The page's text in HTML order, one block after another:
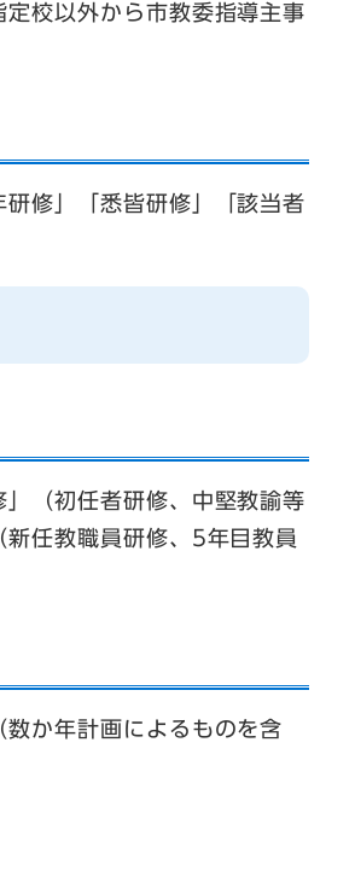
校以外から市教委指導主事
修」「悉皆研修」「該当者
（初任者研修、中堅教諭等
任教職員研修、5年目教員
か年計画によるものを含